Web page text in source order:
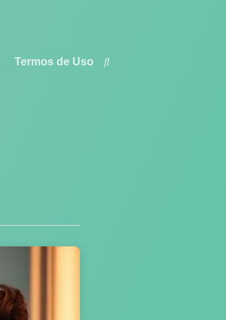
Termos de Uso